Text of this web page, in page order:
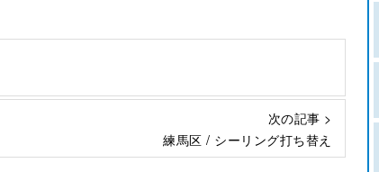
次の記事 >
練⾺区 / シーリング打ち替え